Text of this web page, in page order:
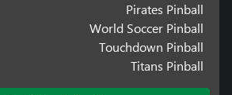
Pirates Pinball
World Soccer Pinball
Touchdown Pinball
Titans Pinball